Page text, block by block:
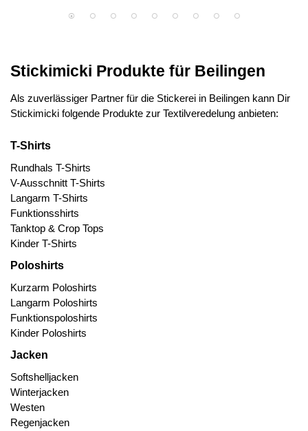
Stickimicki Produkte für Beilingen
Als zuverlässiger Partner für die Stickerei in Beilingen kann Dir
Stickimicki folgende Produkte zur Textilveredelung anbieten:
T-Shirts
Rundhals T-Shirts
V-Ausschnitt T-Shirts
Langarm T-Shirts
Funktionsshirts
Tanktop & Crop Tops
Kinder T-Shirts
Poloshirts
Kurzarm Poloshirts
Langarm Poloshirts
Funktionspoloshirts
Kinder Poloshirts
Jacken
Softshelljacken
Winterjacken
Westen
Regenjacken